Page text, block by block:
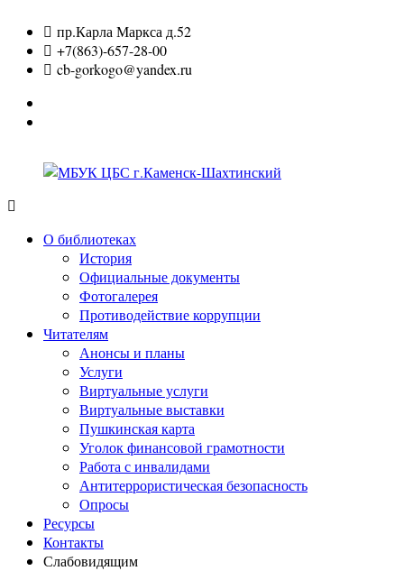
содержимому
пр.Карла Маркса д.52
+7(863)-657-28-00
cb-gorkogo@yandex.ru
ЦБС
г.Каменск-
Шахтинский
О библиотеках
История
Официальные документы
Фотогалерея
Противодействие коррупции
Читателям
Анонсы и планы
Услуги
Виртуальные услуги
Виртуальные выставки
Пушкинская карта
Уголок финансовой грамотности
Работа с инвалидами
Антитеррористическая безопасность
Опросы
Ресурсы
Контакты
Слабовидящим